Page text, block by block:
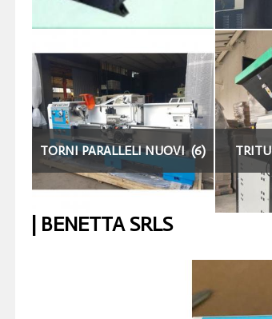
TORNI PARALLELI NUOVI (6)
| BENETTA SRLS